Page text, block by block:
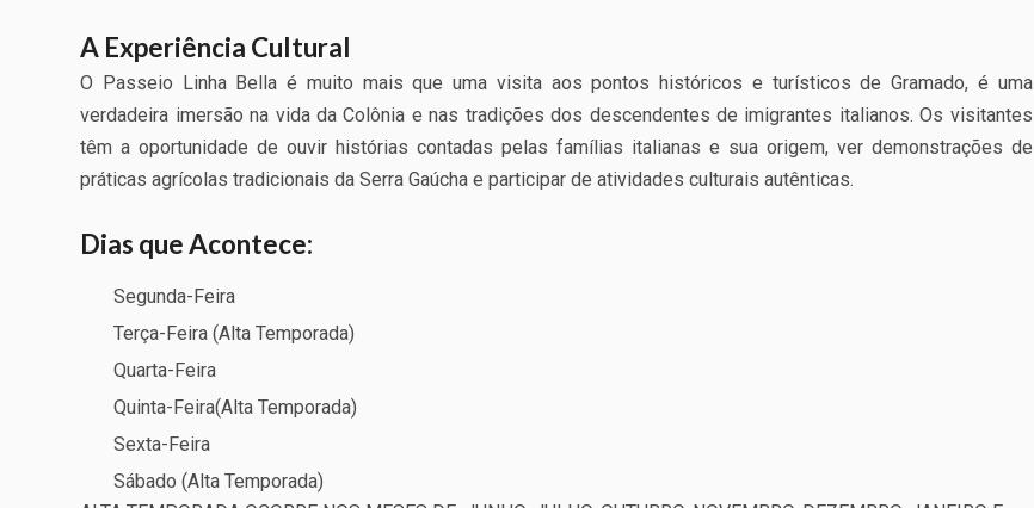
A Experiência Cultural
O Passeio Linha Bella é muito mais que uma visita aos pontos históricos e turísticos de Gramado, é uma
verdadeira imersão na vida da Colônia e nas tradições dos descendentes de imigrantes italianos. Os visitantes
têm a oportunidade de ouvir histórias contadas pelas famílias italianas e sua origem, ver demonstrações de
práticas agrícolas tradicionais da Serra Gaúcha e participar de atividades culturais autênticas.
Dias que Acontece:
Segunda-Feira
Terça-Feira (Alta Temporada)
Quarta-Feira
Quinta-Feira(Alta Temporada)
Sexta-Feira
Sábado (Alta Temporada)